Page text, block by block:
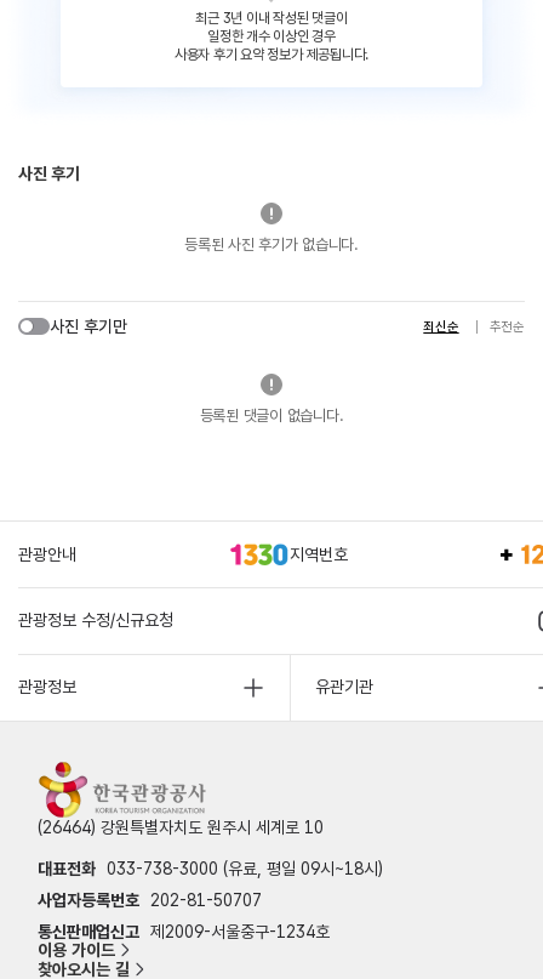
최근 3년 이내 작성된 댓글이
일정한 개수 이상인 경우
사용자 후기 요약 정보가 제공됩니다.
사진 후기
등록된 사진 후기가 없습니다.
사진 후기만 최신순 추천순
등록된 댓글이 없습니다.
관광안내 지역번호
관광정보 수정/신규요청
관광정보 유관기관
(26464) 강원특별자치도 원주시 세계로 10
대표전화 033-738-3000 (유료, 평일 09시~18시)
사업자등록번호
202-81-50707
통신판매업신고 제2009-서울중구-1234호
이용 가이드
찾아오시는 길